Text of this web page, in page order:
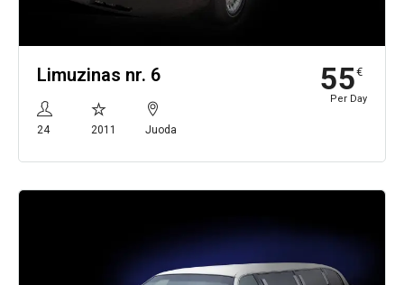
Limuzinas nr. 6
24 2011 Juoda
55€
Per Day